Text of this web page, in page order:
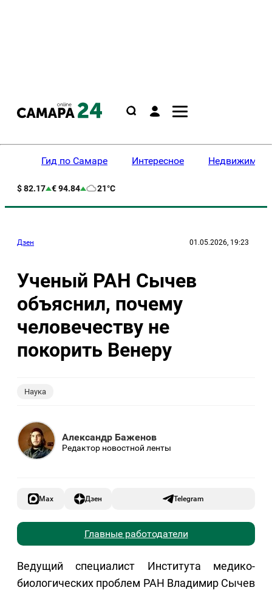
Гид по Самаре Интересное
$ 82.17 € 94.84 21°C
Дзен 01.05.2026, 19:23
Ученый РАН Сычев
объяснил, почему
человечеству не
покорить Венеру
Наука
Александр Баженов
Редактор новостной ленты
Max Дзен Telegram
Главные работодатели
Ведущий специалист Института медико-
биологических проблем РАН Владимир Сычев